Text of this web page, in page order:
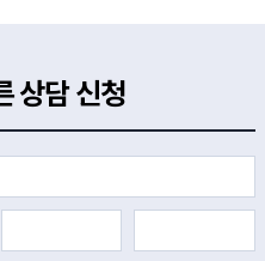
상담 신청